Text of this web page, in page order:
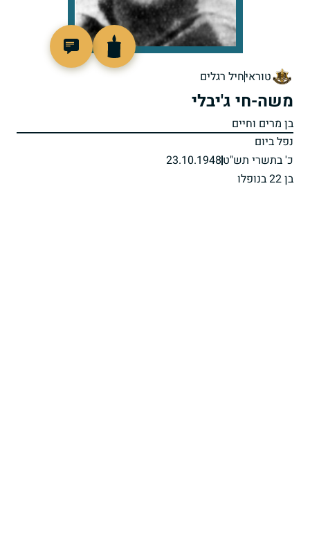
טוראיחיל רגלים
משה-חי ג'יבלי
בן מרים וחיים
נפל ביום
כ' בתשרי תש"ט23.10.1948
בן 22 בנופלו